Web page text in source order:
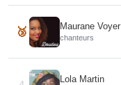
🥉 Maurane Voyer
chanteurs
Lola Martin